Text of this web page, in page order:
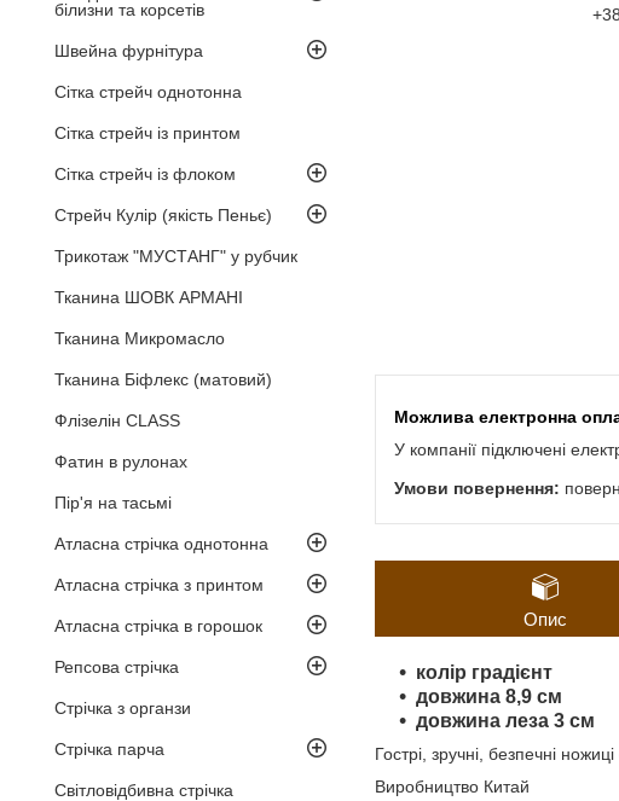
білизни та корсетів
Швейна фурнітура
Сітка стрейч однотонна
Сітка стрейч із принтом
Сітка стрейч із флоком
Стрейч Кулір (якість Пеньє)
Трикотаж "МУСТАНГ" у рубчик
Тканина ШОВК АРМАНІ
Тканина Микромасло
Тканина Біфлекс (матовий)
Флізелін CLASS
Фатин в рулонах
Пір'я на тасьмі
Атласна стрічка однотонна
Атласна стрічка з принтом
Атласна стрічка в горошок
Репсова стрічка
Стрічка з органзи
Стрічка парча
Світловідбивна стрічка
У компанії підключені
Опис
колір градієнт
довжина 8,9 см
довжина леза 3 см
Гострі, зручні, безпечні
Виробництво Китай